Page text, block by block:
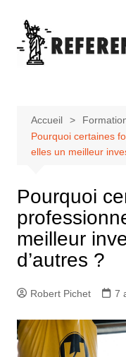
contenu
Accueil
Pourquoi certaines
elles un meilleur
Pourquoi
meilleur
d’autres ?
Robert Pichet 7